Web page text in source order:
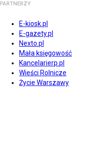
PARTNERZY
E-kiosk.pl
E-gazety.pl
Nexto.pl
Mała księgowość
Kancelarierp.pl
Wieści Rolnicze
Życie Warszawy